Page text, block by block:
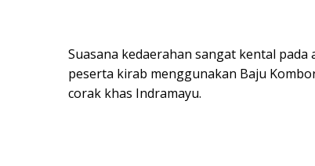
Suasana kedaerahan sangat kental pada
peserta kirab menggunakan Baju
corak khas Indramayu.